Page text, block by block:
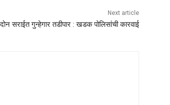
Next article
दोन सराईत गुन्हेगार तडीपार : खडक पोलिसांची कारवाई